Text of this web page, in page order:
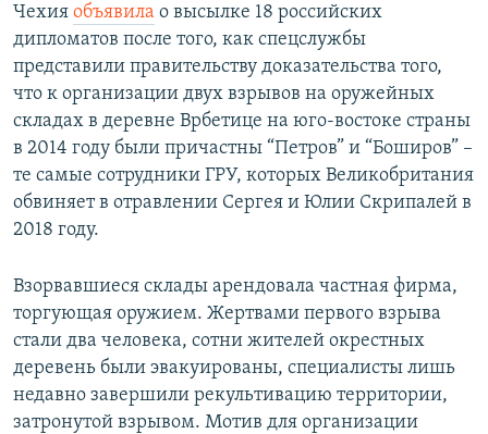
Чехия объявила о высылке 18 российских
дипломатов после того, как спецслужбы
представили правительству доказательства того,
что к организации двух взрывов на оружейных
складах в деревне Врбетице на юго-востоке страны
в 2014 году были причастны “Петров” и “Боширов” –
те самые сотрудники ГРУ, которых Великобритания
обвиняет в отравлении Сергея и Юлии Скрипалей в
2018 году.
Взорвавшиеся склады арендовала частная фирма,
торгующая оружием. Жертвами первого взрыва
стали два человека, сотни жителей окрестных
деревень были эвакуированы, специалисты лишь
недавно завершили рекультивацию территории,
затронутой взрывом. Мотив для организации